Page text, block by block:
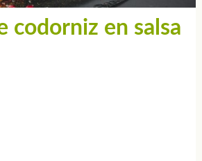
codorniz en salsa